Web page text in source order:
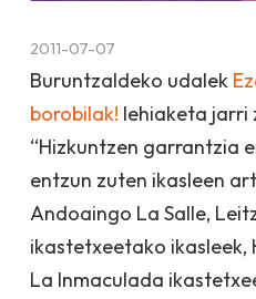
2011-07-07
Buruntzaldeko udalek
borobilak! lehiaketa jarri
“Hizkuntzen garrantzia
entzun zuten ikasleen
Andoaingo La Salle,
ikastetxeetako
La Inmaculada